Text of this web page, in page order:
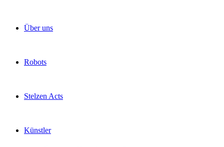
Über uns
Robots
Stelzen Acts
Künstler